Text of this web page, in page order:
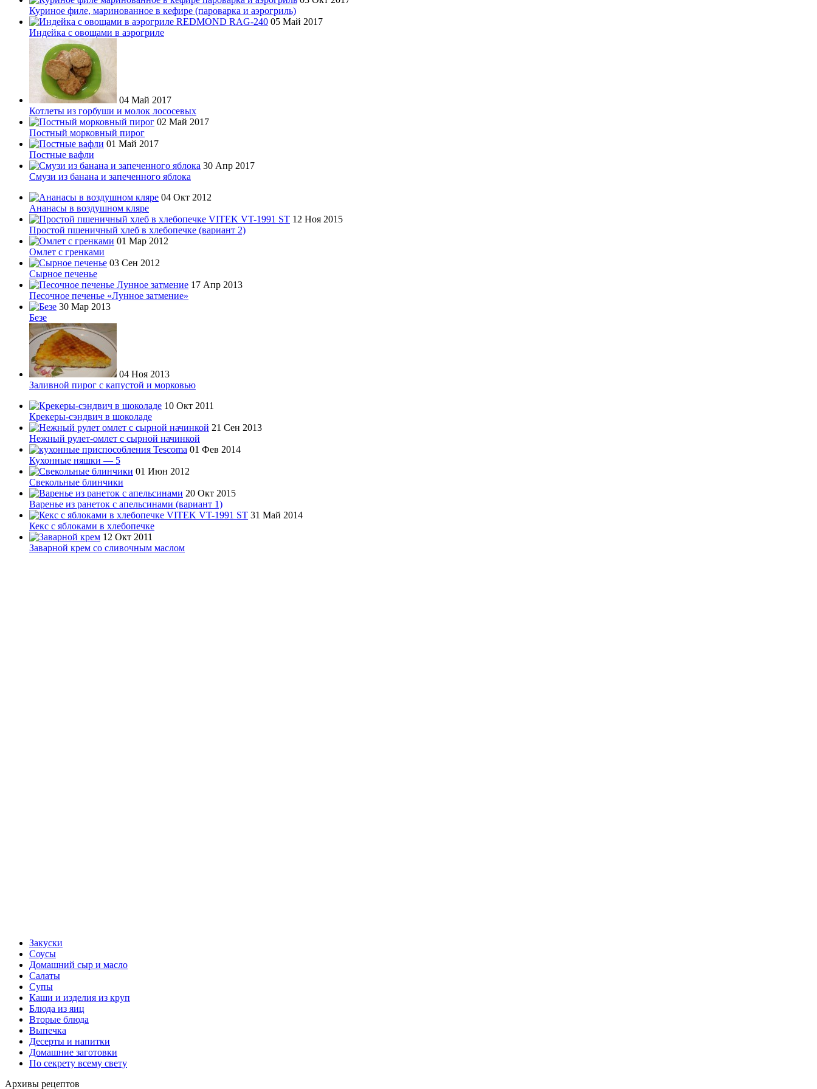
Куриное филе, маринованное в кефире (пароварка и аэрогриль)
05 Май 2017
Индейка с овощами в аэрогриле
04 Май 2017
Котлеты из горбуши и молок лососевых
02 Май 2017
Постный морковный пирог
01 Май 2017
Постные вафли
30 Апр 2017
Смузи из банана и запеченного яблока
04 Окт 2012
Ананасы в воздушном кляре
12 Ноя 2015
Простой пшеничный хлеб в хлебопечке (вариант 2)
01 Мар 2012
Омлет с гренками
03 Сен 2012
Сырное печенье
17 Апр 2013
Песочное печенье «Лунное затмение»
30 Мар 2013
Безе
04 Ноя 2013
Заливной пирог с капустой и морковью
10 Окт 2011
Крекеры-сэндвич в шоколаде
21 Сен 2013
Нежный рулет-омлет с сырной начинкой
01 Фев 2014
Кухонные няшки — 5
01 Июн 2012
Свекольные блинчики
20 Окт 2015
Варенье из ранеток с апельсинами (вариант 1)
31 Май 2014
Кекс с яблоками в хлебопечке
12 Окт 2011
Заварной крем со сливочным маслом
Закуски
Соусы
Домашний сыр и масло
Салаты
Супы
Каши и изделия из круп
Блюда из яиц
Вторые блюда
Выпечка
Десерты и напитки
Домашние заготовки
По секрету всему свету
Архивы рецептов